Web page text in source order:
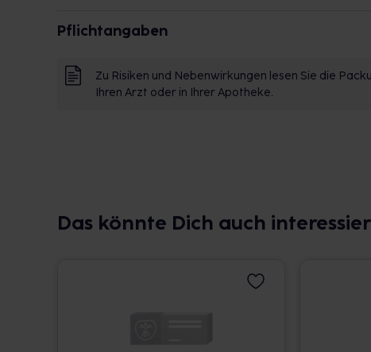
Pflichtangaben
Zu Risiken und Nebenwirkungen lesen Sie die
Ihren Arzt oder in Ihrer Apotheke.
Das könnte Dich auch